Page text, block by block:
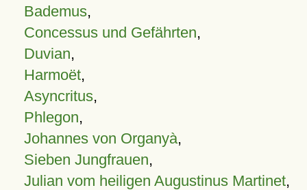
Bademus,
Concessus und Gefährten,
Duvian,
Harmoët,
Asyncritus,
Phlegon,
Johannes von Organyà,
Sieben Jungfrauen,
Julian vom heiligen Augustinus Martinet,